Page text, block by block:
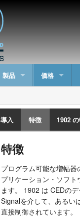
製品 価格
導入 特徴 1902
特徴
プログラム可能な増幅
プリケーション・ソフ
ます。 1902 は CEDの
Signalを介して、あるい
直接制御されています。